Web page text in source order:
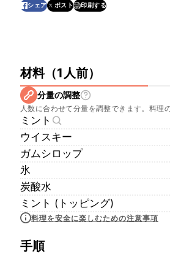
シェア ポスト 印刷する
材料（1人前）
分量の調整
人数に合わせて分量を調整できます。料理
ミント
ウイスキー
ガムシロップ
氷
炭酸水
ミント (トッピング)
料理を安全に楽しむための注意事項
手順